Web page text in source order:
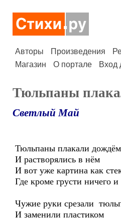
Авторы Произведения
Магазин
О портале Вход
Тюльпаны
Светлый Май
Тюльпаны плакали дождём
И растворялись в нём
И вот уже картина как
Где кроме грусти ничего
Чужие руки срезали
И заменили пластиком